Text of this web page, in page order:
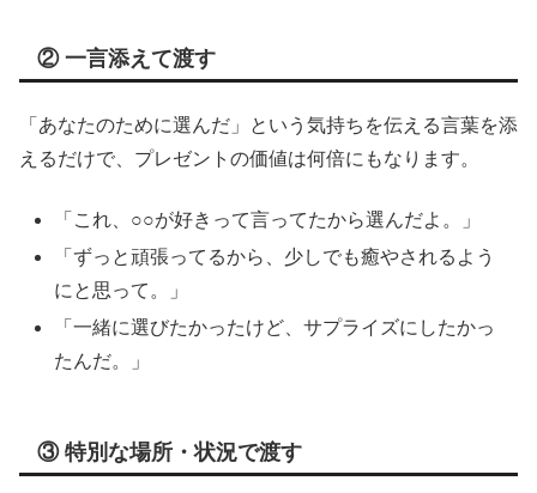
② 一言添えて渡す
「あなたのために選んだ」という気持ちを伝える言葉を添
えるだけで、プレゼントの価値は何倍にもなります。
「これ、○○が好きって言ってたから選んだよ。」
「ずっと頑張ってるから、少しでも癒やされるよう
にと思って。」
「一緒に選びたかったけど、サプライズにしたかっ
たんだ。」
③ 特別な場所・状況で渡す